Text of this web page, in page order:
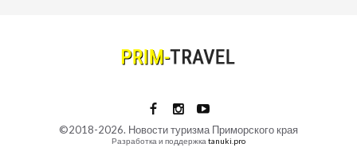
©2018-2026. Новости туризма Приморского края
Разработка и поддержка tanuki.pro